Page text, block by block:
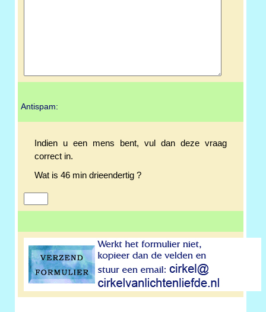
Antispam:
Indien u een mens bent, vul dan deze vraag
correct in.
Wat is 46 min drieendertig ?